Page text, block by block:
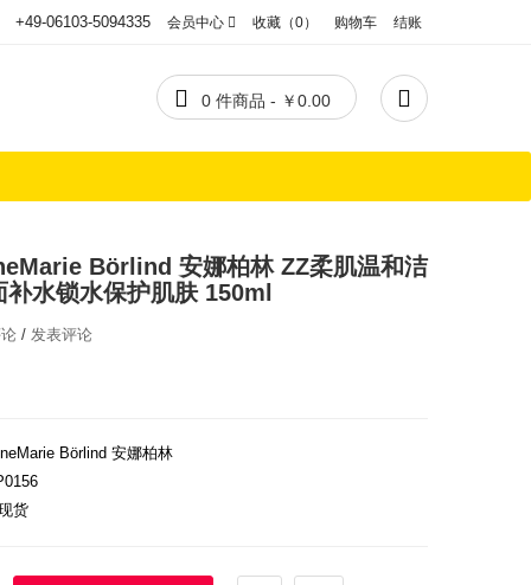
+49-06103-5094335 会员中心 收藏（0） 购物车 结账

 0 件商品 - ￥0.00
Börlind 安娜柏林 ZZ柔肌温和洁
水锁水保护肌肤 150ml
/ 发表评论
Börlind 安娜柏林
货